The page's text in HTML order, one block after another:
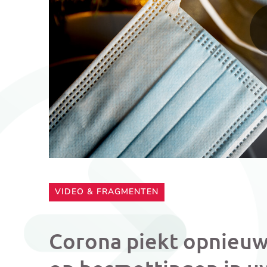
CATEGORIE:
VIDEO & FRAGMENTEN
Corona piekt